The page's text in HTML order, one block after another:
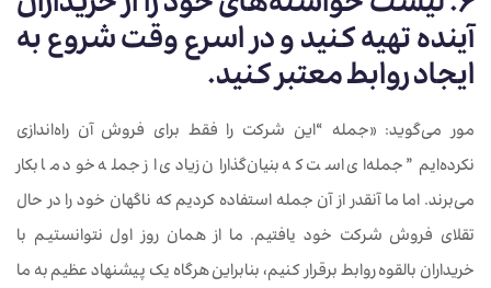
آینده تهیه کنید و در اسرع وقت شروع به
ایجاد روابط معتبر کنید.
مور می‌گوید: «جمله “این شرکت را فقط برای فروش آن راه‌اندازی
نکرده‌ایم” جمله‌ای است که بنیان‌گذاران زیادی از جمله خود ما بکار
می‌برند. اما ما آنقدر از آن جمله استفاده کردیم که ناگهان خود را در حال
تقلای فروش شرکت خود یافتیم. ما از همان روز اول نتوانستیم با
خریداران بالقوه روابط برقرار کنیم، بنابراین هرگاه یک پیشنهاد عظیم به ما